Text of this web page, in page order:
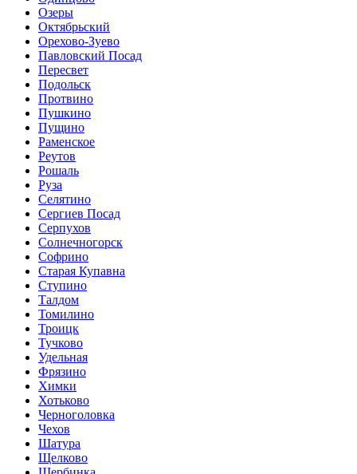
Озеры
Октябрьский
Орехово-Зуево
Павловский Посад
Пересвет
Подольск
Протвино
Пушкино
Пущино
Раменское
Реутов
Рошаль
Руза
Селятино
Сергиев Посад
Серпухов
Солнечногорск
Софрино
Старая Купавна
Ступино
Талдом
Томилино
Троицк
Тучково
Удельная
Фрязино
Химки
Хотьково
Черноголовка
Чехов
Шатура
Щелково